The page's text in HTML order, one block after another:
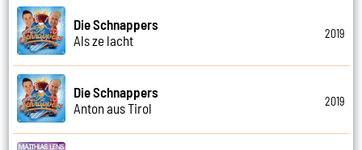
Die Schnappers
Als ze lacht
2019
Die Schnappers
Anton aus Tirol
2019